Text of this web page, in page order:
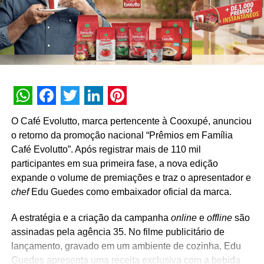
Sérvia, e a um Novo Hyundai HB20 zero quilometro.
As chances aumentam para os clientes que realizarem o
test drive e comprarem o carro no período da promoção,
concorrendo a viagens com direito a acompanhante ao
Clientes atuais também podem participar ao realizarem o
cadastro no programa Hyundai Sempre, concorrendo a
um Novo Hyundai HB20 zero-quilômetro.
E os prêmios não param por aí. Logo ao final do test
drive, o cliente será convidado a escanear um QR Code
na concessionária, que dará acesso ao game Chute a
deverá acertar a bola no gol, que estará protegido por um
HB20 na posição de goleiro. Acertando o gol, o
desafiante garante na hora um dispositivo Alexa ou um
WhatsApp
Facebook
Twitter
LinkedIn
Pinterest
O Café Evolutto, marca pertencente à Cooxupé, anunciou
o retorno da promoção nacional “Prêmios em Família
Café Evolutto”. Após registrar mais de 110 mil
participantes em sua primeira fase, a nova edição
expande o volume de premiações e traz o apresentador e
chefEdu Guedes como embaixador oficial da marca.
A estratégia e a criação da campanha onlinee offlinesão
assinadas pela agência 35. No filme publicitário de
lançamento, gravado em um ambiente de cozinha, Edu
Guedes apresenta uma receita exclusiva com a bebida